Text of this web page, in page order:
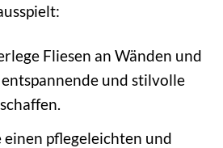
Fliesen an Wänden und
und stilvolle
einen pflegeleichten und